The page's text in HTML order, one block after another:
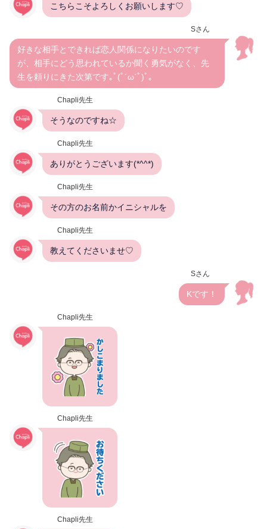
こちらこそよろしくお願いします♡
Sさん
好きな相手とできれば恋人関係になりたいのです
が、相手にどう思われているか聞く勇気がなく、先
生を頼りにきた次第です｡ﾟ(ﾟ´ω`ﾟ)ﾟ｡
Chapli先生
そうなのですね☆
Chapli先生
ありがとうございます(*^^*)
Chapli先生
その方のお名前かイニシャルを
Chapli先生
教えてくださいませ♡
Sさん
Kです！
Chapli先生
Chapli先生
Chapli先生